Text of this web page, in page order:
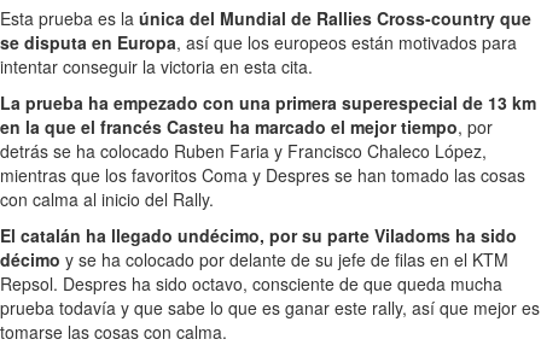
Esta prueba es la única del Mundial de Rallies Cross-country que
se disputa en Europa, así que los europeos están motivados para
intentar conseguir la victoria en esta cita.
La prueba ha empezado con una primera superespecial de 13 km
en la que el francés Casteu ha marcado el mejor tiempo, por
detrás se ha colocado Ruben Faria y Francisco Chaleco López,
mientras que los favoritos Coma y Despres se han tomado las cosas
con calma al inicio del Rally.
El catalán ha llegado undécimo, por su parte Viladoms ha sido
décimo y se ha colocado por delante de su jefe de filas en el KTM
Repsol. Despres ha sido octavo, consciente de que queda mucha
prueba todavía y que sabe lo que es ganar este rally, así que mejor es
tomarse las cosas con calma.